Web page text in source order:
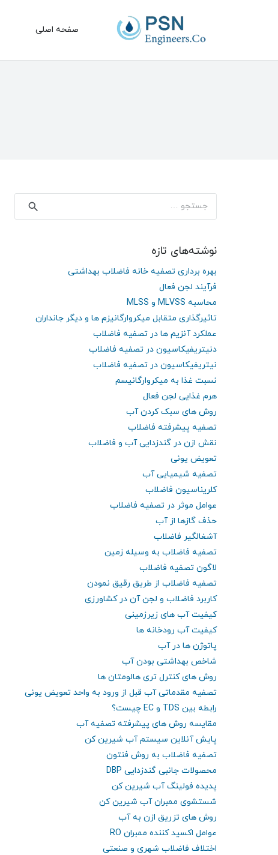
صفحه اصلی
جستجو
برای:
نوشته‌های تازه
بهره برداری تصفیه خانه فاضلاب بهداشتی
فرآیند لجن فعال
محاسبه MLVSS و MLSS
تاثیرگذاری متقابل میکروارگانیزم ها و دیگر جانداران
عملکرد آنزیم ها در تصفیه فاضلاب
دنیتریفیکاسیون در تصفیه فاضلاب
نیتریفیکاسیون در تصفیه فاضلاب
نسبت غذا به میکروارگانیسم
هرم غذایی لجن فعال
روش های سبک کردن آب
تصفیه پیشرفته فاضلاب
نقش ازن در گندزدایی آب و فاضلاب
تعویض یونی
تصفیه شیمیایی آب
کلریناسیون فاضلاب
عوامل موثر در تصفیه فاضلاب
حذف گازها از آب
آشغالگیر فاضلاب
تصفیه فاضلاب به وسیله زمین
لاگون تصفیه فاضلاب
تصفیه فاضلاب از طریق رقیق نمودن
کاربرد فاضلاب و لجن آن در کشاورزی
کیفیت آب های زیرزمینی
کیفیت آب رودخانه ها
پاتوژن ها در آب
شاخص بهداشتی بودن آب
روش های کنترل تری هالومتان ها
تصفیه مقدماتی آب قبل از ورود به واحد تعویض یونی
رابطه بین TDS و EC چیست؟
مقایسه روش های پیشرفته تصفیه آب
پایش آنلاین سیستم آب شیرین کن
تصفیه فاضلاب به روش فنتون
محصولات جانبی گندزدایی DBP
پدیده فولینگ آب شیرین کن
شستشوی ممبران آب شیرین کن
روش های تزریق ازن به آب
عوامل اکسید کننده ممبران RO
اختلاف فاضلاب شهری و صنعتی